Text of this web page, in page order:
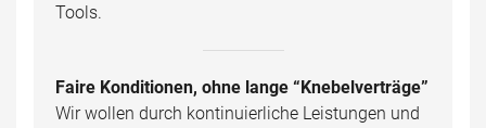
Tools.
Faire Konditionen, ohne lange “Knebelverträge”
Wir wollen durch kontinuierliche Leistungen und